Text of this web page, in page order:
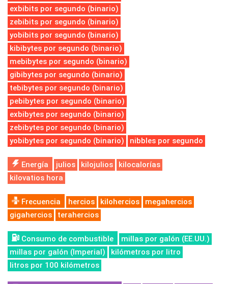
exbibits por segundo (binario)
zebibits por segundo (binario)
yobibits por segundo (binario)
kibibytes por segundo (binario)
mebibytes por segundo (binario)
gibibytes por segundo (binario)
tebibytes por segundo (binario)
pebibytes por segundo (binario)
exbibytes por segundo (binario)
zebibytes por segundo (binario)
yobibytes por segundo (binario)
nibbles por segundo
Energía julios kilojulios
kilocalorías
kilovatios hora
Frecuencia hercios kilohercios
megahercios
gigahercios
terahercios
Consumo de combustible
millas por galón (EE.UU.)
millas por galón (Imperial)
kilómetros por litro
litros por 100 kilómetros